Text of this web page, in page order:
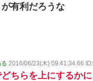
有利だろうな
2016/06/23(木) 09:41:34.66
ちらを上にするか